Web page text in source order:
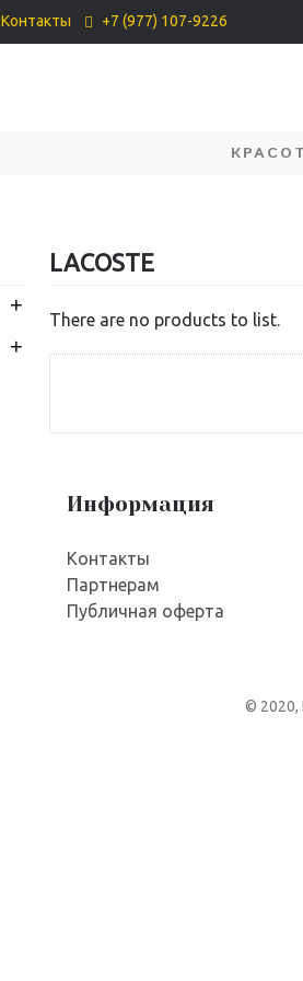
Контакты +7 (977) 107-9226
+
+
LACOSTE
There are no products to list.
Информация
Контакты
Партнерам
Публичная оферта
© 2020,